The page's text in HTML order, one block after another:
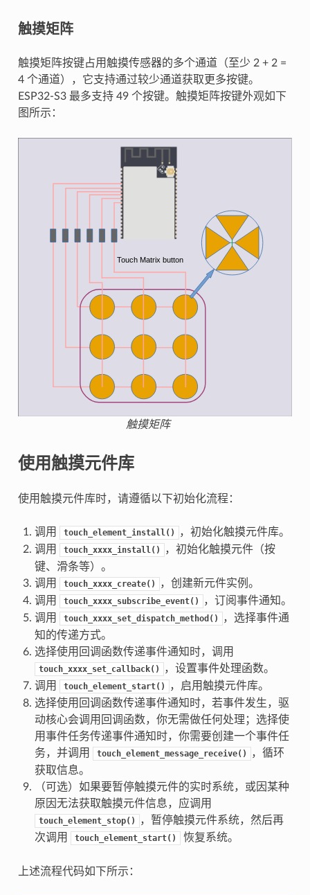
触摸矩阵
触摸矩阵按键占用触摸传感器的多个通道（至少 2 + 2 =
4 个通道），它支持通过较少通道获取更多按键。
ESP32-S3 最多支持 49 个按键。触摸矩阵按键外观如下
图所示：
触摸矩阵
使用触摸元件库
使用触摸元件库时，请遵循以下初始化流程：
调用 touch_element_install()
，初始化触摸元件库。
调用
touch_xxxx_install()
，初始化触摸元件（按
键、滑条等）。
调用
touch_xxxx_create()
，创建新元件实例。
调用
touch_xxxx_subscribe_event()
，订阅事件通知。
调用
touch_xxxx_set_dispatch_method()
，选择事件通
知的传递方式。
选择使用回调函数传递事件通知时，调用
touch_xxxx_set_callback()
，设置事件处理函数。
调用
touch_element_start()
，启用触摸元件库。
选择使用回调函数传递事件通知时，若事件发生，驱
动核心会调用回调函数，你无需做任何处理；选择使
用事件任务传递事件通知时，你需要创建一个事件任
务，并调用
touch_element_message_receive()
，循环
获取信息。
（可选）如果要暂停触摸元件的实时系统，或因某种
原因无法获取触摸元件信息，应调用
touch_element_stop()
，暂停触摸元件系统，然后再
次调用
touch_element_start() 恢复系统。
上述流程代码如下所示：